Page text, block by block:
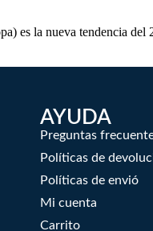
es la nueva tendencia
AYUDA
Preguntas
Políticas de
Políticas de envió
Mi cuenta
Carrito